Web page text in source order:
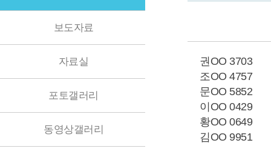
보도자료
자료실
포토갤러리
동영상갤러리
권OO 3703
조OO 4757
문OO 5852
이OO 0429
황OO 0649
김OO 9951